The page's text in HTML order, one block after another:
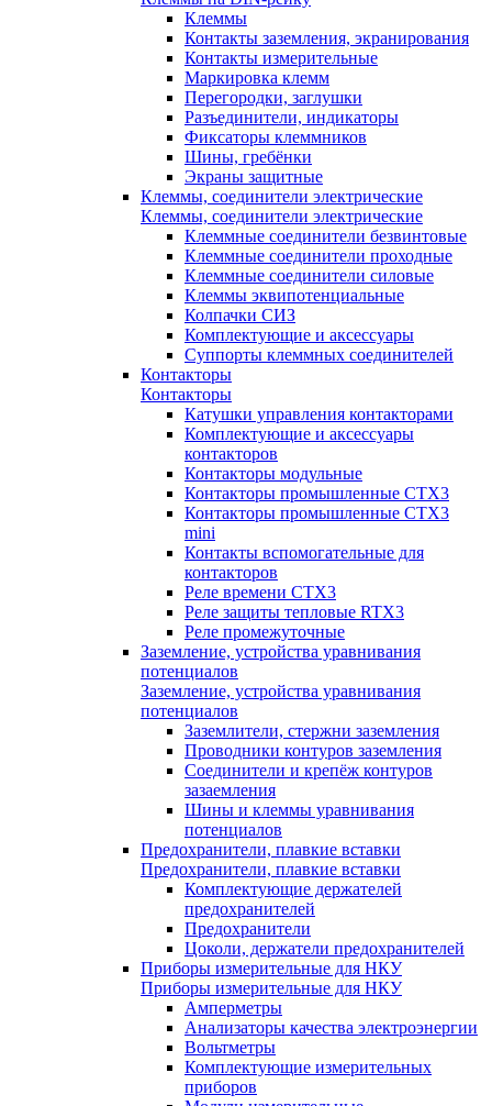
Клеммы
Контакты заземления, экранирования
Контакты измерительные
Маркировка клемм
Перегородки, заглушки
Разъединители, индикаторы
Фиксаторы клеммников
Шины, гребёнки
Экраны защитные
Клеммы, соединители электрические
Клеммы, соединители электрические
Клеммные соединители безвинтовые
Клеммные соединители проходные
Клеммные соединители силовые
Клеммы эквипотенциальные
Колпачки СИЗ
Комплектующие и аксессуары
Суппорты клеммных соединителей
Контакторы
Контакторы
Катушки управления контакторами
Комплектующие и аксессуары
контакторов
Контакторы модульные
Контакторы промышленные CTX3
Контакторы промышленные CTX3
mini
Контакты вспомогательные для
контакторов
Реле времени CTX3
Реле защиты тепловые RTX3
Реле промежуточные
Заземление, устройства уравнивания
потенциалов
Заземление, устройства уравнивания
потенциалов
Заземлители, стержни заземления
Проводники контуров заземления
Соединители и крепёж контуров
зазаемления
Шины и клеммы уравнивания
потенциалов
Предохранители, плавкие вставки
Предохранители, плавкие вставки
Комплектующие держателей
предохранителей
Предохранители
Цоколи, держатели предохранителей
Приборы измерительные для НКУ
Приборы измерительные для НКУ
Амперметры
Анализаторы качества электроэнергии
Вольтметры
Комплектующие измерительных
приборов